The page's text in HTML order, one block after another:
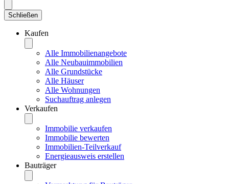
Schließen
Kaufen
Alle Immobilienangebote
Alle Neubauimmobilien
Alle Grundstücke
Alle Häuser
Alle Wohnungen
Suchauftrag anlegen
Verkaufen
Immobilie verkaufen
Immobilie bewerten
Immobilien-Teilverkauf
Energieausweis erstellen
Bauträger